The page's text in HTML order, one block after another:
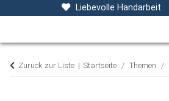
Liebevolle Handarbeit
Baby- & Kinderkleidung
Zurück zur Liste Startseite Themen